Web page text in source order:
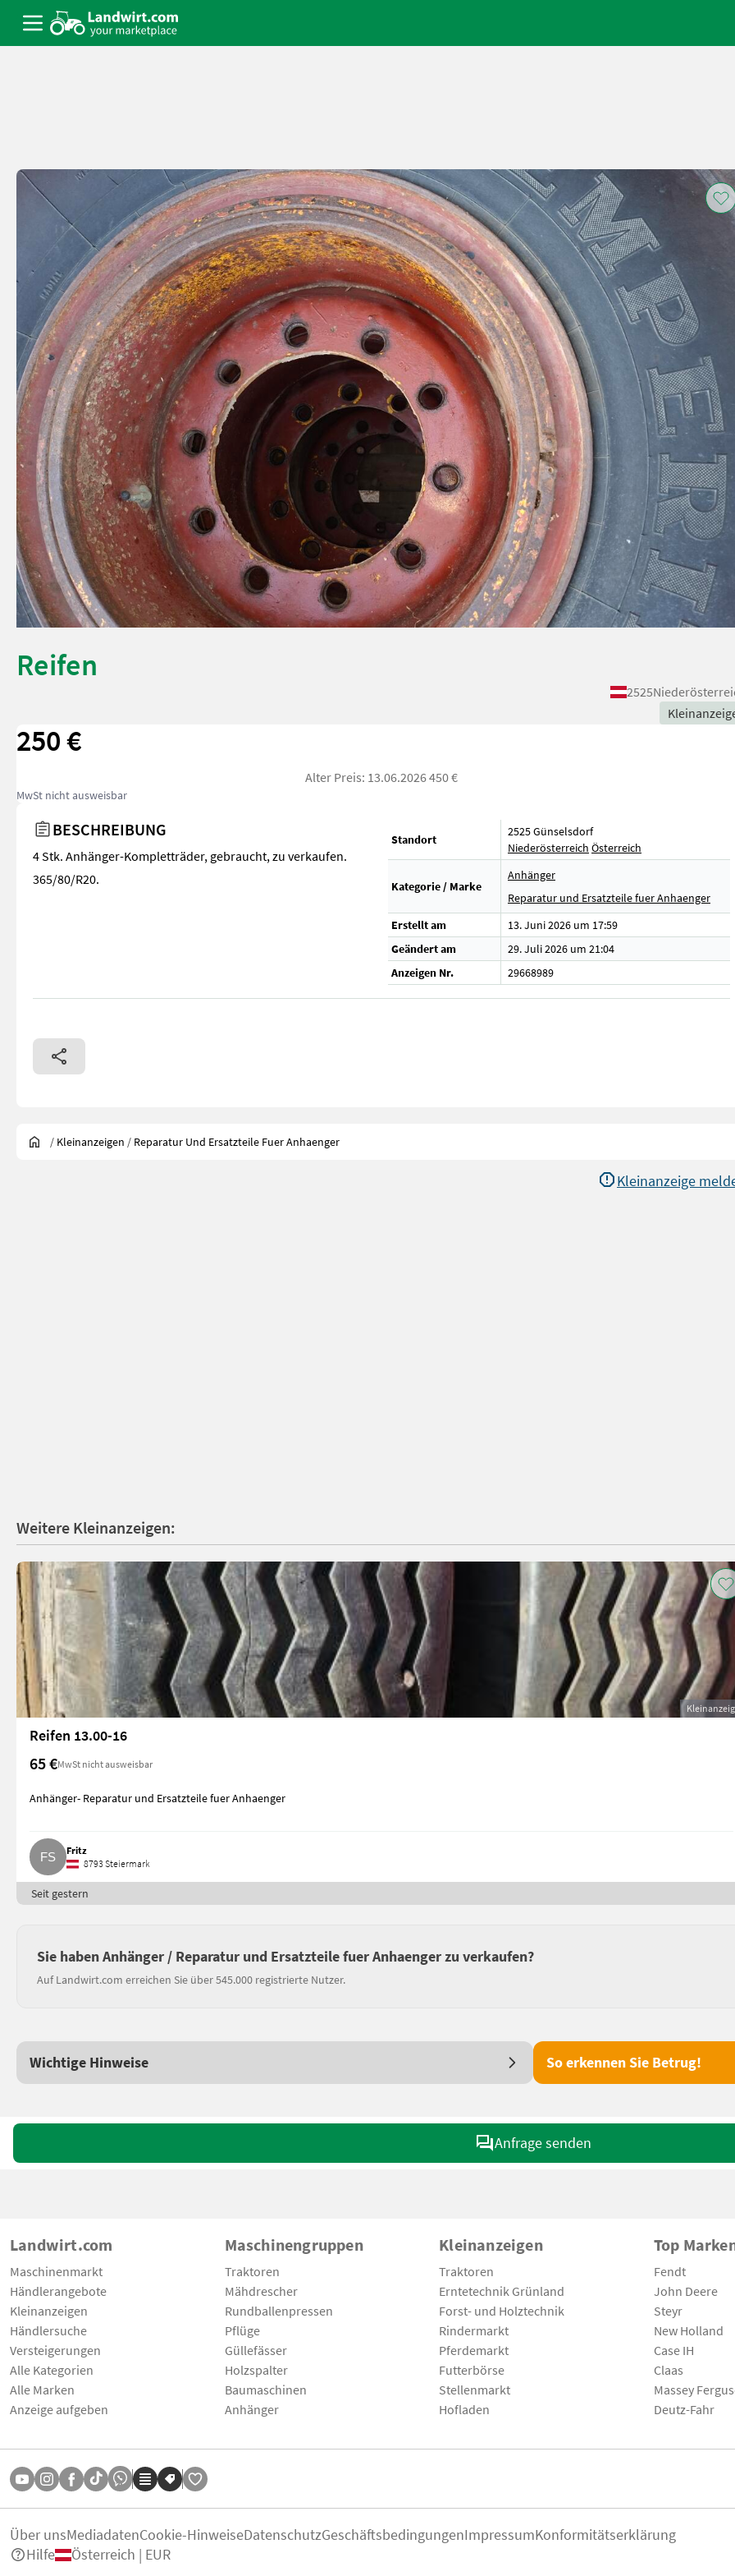
Reifen
2525
250 €
Alter Preis: 13.06.2026 450 €
MwSt nicht ausweisbar
BESCHREIBUNG
4 Stk. Anhänger-Kompletträder, gebraucht, zu verkaufen.
365/80/R20.
Standort
2525 Günselsdorf
Niederösterreich Österreich
Kategorie / Marke
Anhänger
Reparatur und Ersatzteile fuer Anhaenger
Erstellt am
13. Juni 2026 um 17:59
Geändert am
29. Juli 2026 um 21:04
Anzeigen Nr.
29668989
/ Kleinanzeigen / Reparatur Und Ersatzteile Fuer Anhaenger
Kleinanzeige
Weitere Kleinanzeigen:
Reifen 13.00-16
65 €MwSt nicht ausweisbar
Anhänger- Reparatur und Ersatzteile fuer Anhaenger
Fritz
8793 Steiermark
Seit gestern
Sie haben Anhänger / Reparatur und Ersatzteile fuer Anhaenger zu verkaufen?
Auf Landwirt.com erreichen Sie über 545.000 registrierte Nutzer.
Wichtige Hinweise So erkennen Sie Betrug!
Anfrage senden
Landwirt.com
Maschinenmarkt
Händlerangebote
Kleinanzeigen
Händlersuche
Versteigerungen
Alle Kategorien
Alle Marken
Anzeige aufgeben
Maschinengruppen
Traktoren
Mähdrescher
Rundballenpressen
Pflüge
Güllefässer
Holzspalter
Baumaschinen
Anhänger
Kleinanzeigen
Traktoren
Erntetechnik Grünland
Forst- und Holztechnik
Rindermarkt
Pferdemarkt
Futterbörse
Stellenmarkt
Hofladen
Top
Fendt
John Deere
Steyr
New Holland
Case IH
Claas
Massey
Deutz-Fahr
Über unsMediadatenCookie-HinweiseDatenschutzGeschäftsbedingungenImpressumKonformitätserklärung
Hilfe
Österreich | EUR